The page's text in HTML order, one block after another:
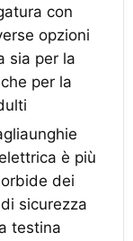
con
opzioni
sia per la
per la
è più
dei
sicurezza
testina